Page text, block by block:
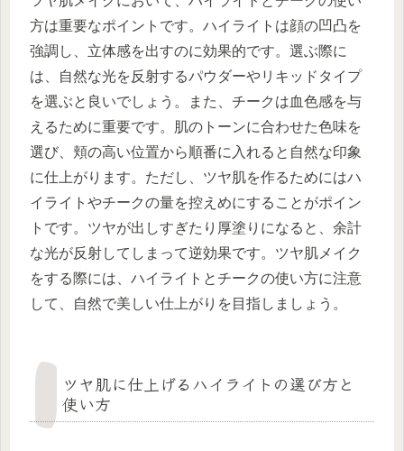
方は重要なポイントです。ハイライトは顔の凹凸を
強調し、立体感を出すのに効果的です。選ぶ際に
は、自然な光を反射するパウダーやリキッドタイプ
を選ぶと良いでしょう。また、チークは血色感を与
えるために重要です。肌のトーンに合わせた色味を
選び、頬の高い位置から順番に入れると自然な印象
に仕上がります。ただし、ツヤ肌を作るためにはハ
イライトやチークの量を控えめにすることがポイン
トです。ツヤが出しすぎたり厚塗りになると、余計
な光が反射してしまって逆効果です。ツヤ肌メイク
をする際には、ハイライトとチークの使い方に注意
して、自然で美しい仕上がりを目指しましょう。
ツヤ肌に仕上げるハイライトの選び方と
使い方